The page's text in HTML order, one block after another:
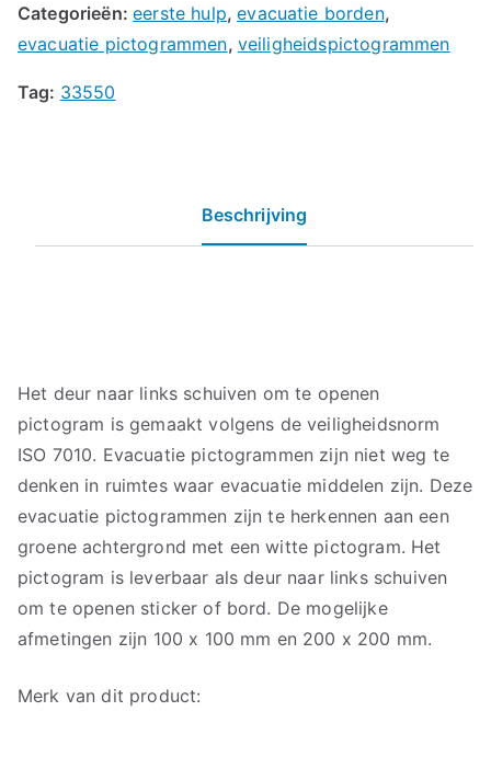
Categorieën:eerste hulp,evacuatie borden,
evacuatie pictogrammen, veiligheidspictogrammen
Tag: 33550
Beschrijving
Het deur naar links schuiven om te openen
pictogram is gemaakt volgens de veiligheidsnorm
ISO 7010. Evacuatie pictogrammen zijn niet weg te
denken in ruimtes waar evacuatie middelen zijn. Deze
evacuatie pictogrammen zijn te herkennen aan een
groene achtergrond met een witte pictogram. Het
pictogram is leverbaar als deur naar links schuiven
om te openen sticker of bord. De mogelijke
afmetingen zijn 100 x 100 mm en 200 x 200 mm.
Merk van dit product: